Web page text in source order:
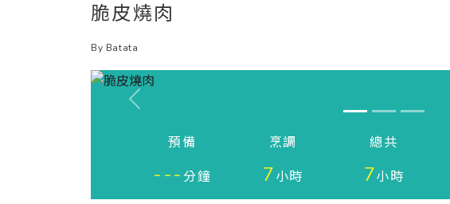
脆皮燒肉
By Batata
Previous
預備
---分鐘
烹調
7小時
總共
7小時